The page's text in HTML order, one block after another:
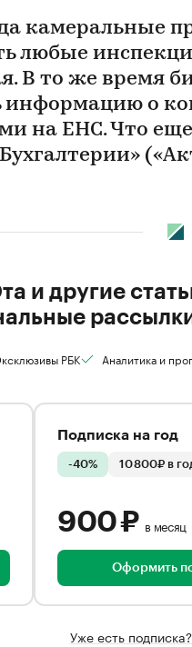
камеральные
любые
В то же время
информацию о
на ЕНС. Что
и другие
РБК Аналитика и
Подписка на год
-40% 10 800₽ в
900 ₽ в месяц
Оформить
Уже есть